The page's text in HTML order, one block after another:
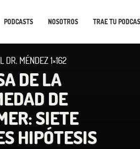
PODCASTS NOSOTROS TRAE TU
DR. MÉNDEZ 1×162
DE LA
DE
SIETE
HIPÓTESIS